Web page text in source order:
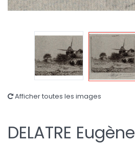
Afficher toutes les images
DELATRE Eugène